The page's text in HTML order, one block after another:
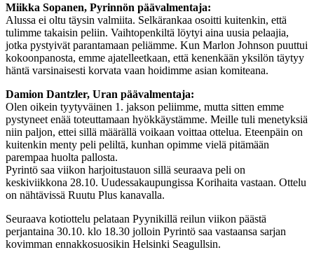
Miikka Sopanen, Pyrinnön päävalmentaja:
Alussa ei oltu täysin valmiita. Selkärankaa osoitti kuitenkin, että
tulimme takaisin peliin. Vaihtopenkiltä löytyi aina uusia pelaajia,
jotka pystyivät parantamaan peliämme. Kun Marlon Johnson puuttui
kokoonpanosta, emme ajatelleetkaan, että kenenkään yksilön täytyy
häntä varsinaisesti korvata vaan hoidimme asian komiteana.
Damion Dantzler, Uran päävalmentaja:
Olen oikein tyytyväinen 1. jakson peliimme, mutta sitten emme
pystyneet enää toteuttamaan hyökkäystämme. Meille tuli menetyksiä
niin paljon, ettei sillä määrällä voikaan voittaa ottelua. Eteenpäin on
kuitenkin menty peli peliltä, kunhan opimme vielä pitämään
parempaa huolta pallosta.
Pyrintö saa viikon harjoitustauon sillä seuraava peli on
keskiviikkona 28.10. Uudessakaupungissa Korihaita vastaan. Ottelu
on nähtävissä Ruutu Plus kanavalla.
Seuraava kotiottelu pelataan Pyynikillä reilun viikon päästä
perjantaina 30.10. klo 18.30 jolloin Pyrintö saa vastaansa sarjan
kovimman ennakkosuosikin Helsinki Seagullsin.